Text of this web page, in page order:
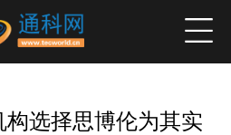
讯 企业新品 高端访谈
选择思博伦为其实